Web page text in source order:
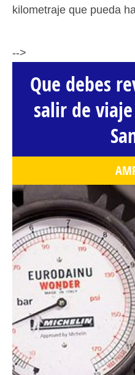
kilometraje que pueda
-->
Que debes
salir de